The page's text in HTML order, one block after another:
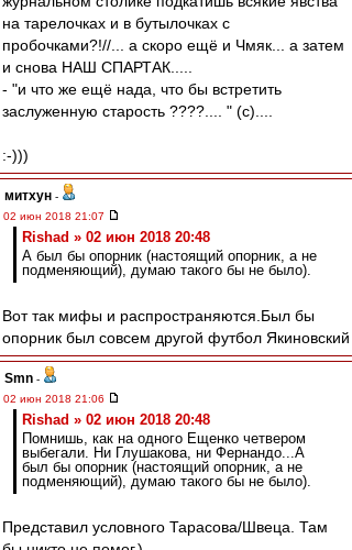
на тарелочках и в бутылочках с
пробочками?!//... а скоро ещё и Чмяк... а затем
и снова НАШ СПАРТАК.....
- "и что же ещё нада, что бы встретить
заслуженную старость ????.... " (c)....
:-)))
митхун -
02 июн 2018 21:07
Rishad » 02 июн 2018 20:48
А был бы опорник (настоящий опорник, а не
подменяющий), думаю такого бы не было).
Вот так мифы и распространяются.Был бы
опорник был совсем другой футбол Якиновский
Smn -
02 июн 2018 21:06
Rishad » 02 июн 2018 20:48
Помнишь, как на одного Ещенко четвером
выбегали. Ни Глушакова, ни Фернандо...А
был бы опорник (настоящий опорник, а не
подменяющий), думаю такого бы не было).
Представил условного Тарасова/Швеца. Там